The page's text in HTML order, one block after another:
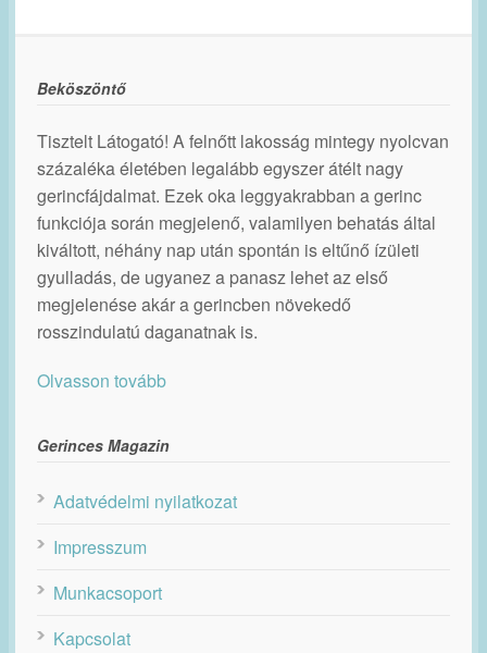
Beköszöntő
Tisztelt Látogató! A felnőtt lakosság mintegy nyolcvan
százaléka életében legalább egyszer átélt nagy
gerincfájdalmat. Ezek oka leggyakrabban a gerinc
funkciója során megjelenő, valamilyen behatás által
kiváltott, néhány nap után spontán is eltűnő ízületi
gyulladás, de ugyanez a panasz lehet az első
megjelenése akár a gerincben növekedő
rosszindulatú daganatnak is.
Olvasson tovább
Gerinces Magazin
Adatvédelmi nyilatkozat
Impresszum
Munkacsoport
Kapcsolat